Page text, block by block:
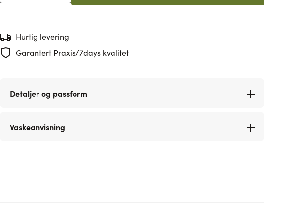
Hurtig levering
Garantert Praxis/7days kvalitet
Detaljer og passform
Vaskeanvisning